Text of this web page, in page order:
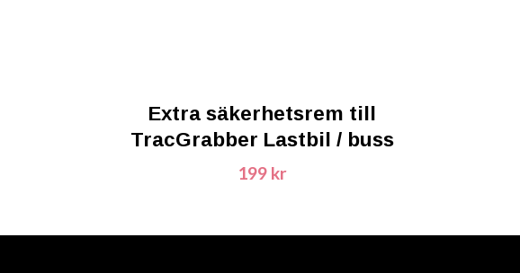
Extra säkerhetsrem till
TracGrabber Lastbil / buss
199 kr